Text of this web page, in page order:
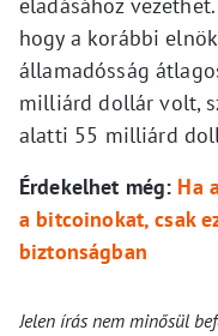
hogy a korábbi
államadósság
milliárd dollár volt,
alatti 55 milliárd
Érdekelhet még: Ha
a bitcoinokat, csak
biztonságban
Jelen írás nem minősül